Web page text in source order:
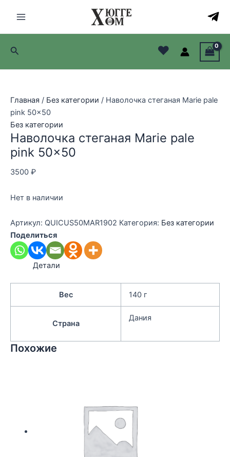
Menu
Поиск ♥
Главная / Без категории / Наволочка стеганая Marie pale
pink 50×50
Без категории
Наволочка стеганая Marie pale
pink 50×50
3500 ₽
Нет в наличии
Артикул: QUICUS50MAR1902 Категория: Без категории
Поделиться
Детали
Вес 140 г
Страна
Дания
Похожие